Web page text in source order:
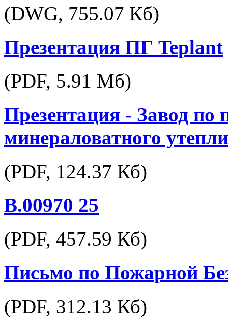
(DWG, 755.07 Кб)
Презентация ПГ Teplant
(PDF, 5.91 Мб)
Презентация - Завод по
минераловатного
(PDF, 124.37 Кб)
В.00970 25
(PDF, 457.59 Кб)
Письмо по Пожарной
(PDF, 312.13 Кб)